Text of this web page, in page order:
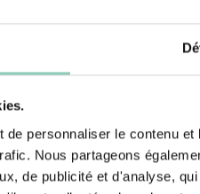
de personnaliser le contenu
Nous partageons
de publicité et d'analyse,
À glisser
jardinage